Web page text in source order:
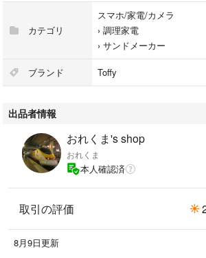
画像です。（パンは商品には含まれません）
保証書、箱等はありません。現状お渡しとなりま
専用の箱がありませんので、プチプチで養生して
包装紙で包み、匿名のヤマト宅急便での発送を予
メンテナンス用品はこちら #おれくまホームセン
なるべく実物に近づけて撮る努力を
しておりますが、照明による色味の変化や、
閲覧されるモニター環境など
実物商品と画像に若干の誤差が生る場合があり
出品時に商品は細かく確認をしておりますが、
見落としがある場合があります。
カテゴリ
スマホ/家電/カメラ
› 調理家電
› サンドメーカー
ブランド Toffy
出品者情報
おれくま's shop
おれくま
本人確認済
取引の評価
8月9日更新